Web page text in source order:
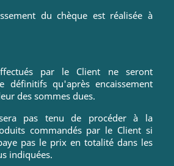
du chèque est réalisée à
par le Client ne seront
définitifs qu'après encaissement
des sommes dues.
pas tenu de procéder à la
commandés par le Client si
pas le prix en totalité dans les
indiquées.